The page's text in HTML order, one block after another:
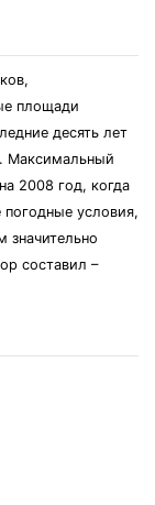
площади
десять лет
Максимальный
2008 год, когда
условия,
значительно
составил –